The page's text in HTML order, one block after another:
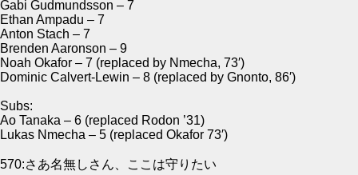
Gabi Gudmundsson – 7
Ethan Ampadu – 7
Anton Stach – 7
Brenden Aaronson – 9
Noah Okafor – 7 (replaced by Nmecha, 73′)
Dominic Calvert-Lewin – 8 (replaced by Gnonto, 86′)
Subs:
Ao Tanaka – 6 (replaced Rodon ’31)
Lukas Nmecha – 5 (replaced Okafor 73′)
570:さあ名無しさん、ここは守りたい